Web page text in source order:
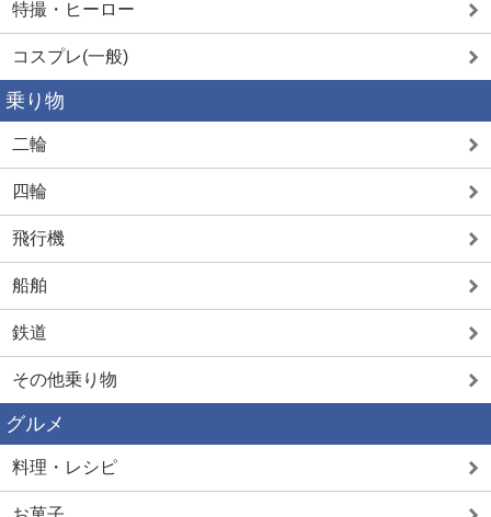
特撮・ヒーロー
コスプレ(一般)
乗り物
二輪
四輪
飛行機
船舶
鉄道
その他乗り物
グルメ
料理・レシピ